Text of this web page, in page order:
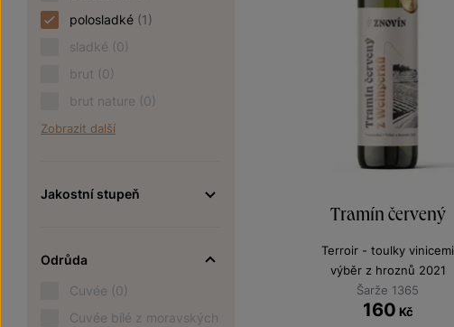
polosladké (1)
sladké (0)
brut (0)
brut nature (0)
Zobrazit další
Jakostní stupeň
Odrůda
Cuvée (0)
Cuvée bílé z moravských
Tramín červený
Terroir - toulky vinicemi
výběr z hroznů 2021
Šarže 1365
160 Kč